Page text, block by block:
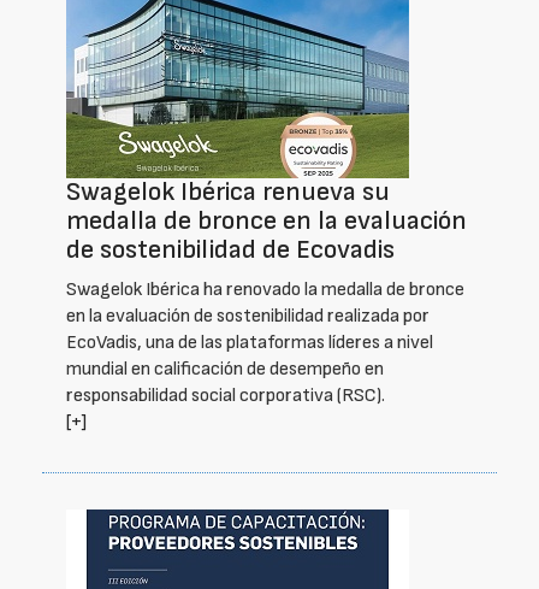
Swagelok Ibérica renueva su
medalla de bronce en la evaluación
de sostenibilidad de Ecovadis
Swagelok Ibérica ha renovado la medalla de bronce
en la evaluación de sostenibilidad realizada por
EcoVadis, una de las plataformas líderes a nivel
mundial en calificación de desempeño en
responsabilidad social corporativa (RSC).
[+]